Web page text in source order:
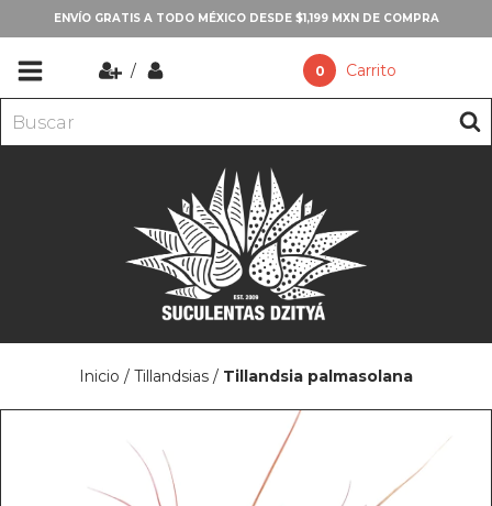
ENVÍO GRATIS A TODO MÉXICO DESDE $1,199 MXN DE COMPRA
/ 0 Carrito
Inicio / Tillandsias / Tillandsia palmasolana